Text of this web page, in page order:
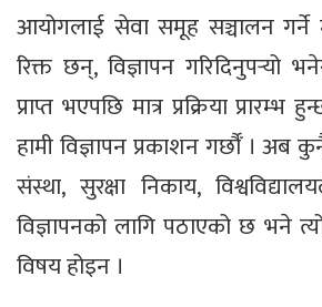
आयोगलाई सेवा समूह सञ्चालन गर्ने
रिक्त छन्, विज्ञापन गरिदिनुपर्‍यो
प्राप्त भएपछि मात्र प्रक्रिया
हामी विज्ञापन प्रकाशन गर्छौँ । अब
संस्था, सुरक्षा निकाय,
विज्ञापनको लागि पठाएको छ भने
विषय होइन ।